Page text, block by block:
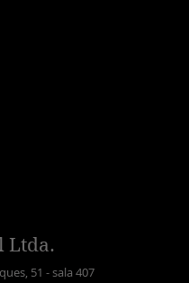
Ltda.
51 - sala 407